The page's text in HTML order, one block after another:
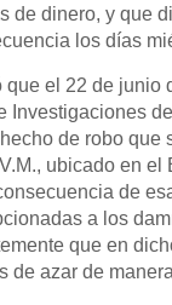
de dinero, y que
los días
el 22 de junio
Investigaciones
de robo que
ubicado en el
de
a los
que en
de azar de